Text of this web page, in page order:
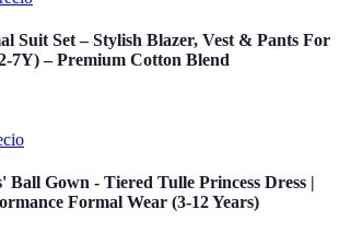
Suit Set – Stylish Blazer, Vest & Pants For
7Y) – Premium Cotton Blend​​
Ball Gown - Tiered Tulle Princess Dress |
Formal Wear (3-12 Years)